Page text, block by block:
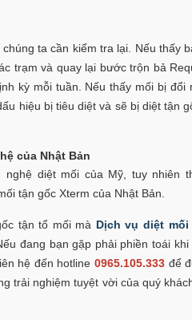
ta cần kiểm tra lại. Nếu thấy
trạm và quay lại bước trộn bả
kỳ mỗi tuần. Nếu thấy mối bị đổi
hiệu bị tiêu diệt và sẽ bị diệt tận
của Nhật Bản
diệt mối của Mỹ, tuy nhiên
tận gốc Xterm của Nhật Bản.
tận tổ mối mà Dịch vụ diệt mối
đang bạn gặp phải phiền toái
hệ đến hotline 0965.105.333để
trải nghiệm tuyệt vời của quý